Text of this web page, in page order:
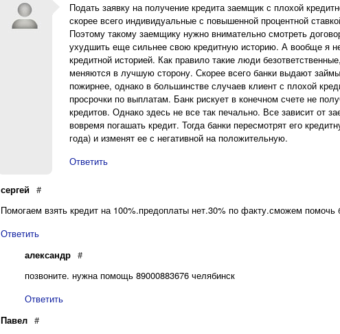
Подать заявку на получение кредита заемщик с плохой
скорее всего индивидуальные с повышенной процентной
Поэтому такому заемщику нужно внимательно смотреть
ухудшить еще сильнее свою кредитную историю. А вообще я
кредитной историей. Как правило такие люди
меняются в лучшую сторону. Скорее всего банки выдают
пожирнее, однако в большинстве случаев клиент с плохой
просрочки по выплатам. Банк рискует в конечном счете не
кредитов. Однако здесь не все так печально. Все зависит от
вовремя погашать кредит. Тогда банки пересмотрят его
года) и изменят ее с негативной на положительную.
Ответить
сергей #
Помогаем взять кредит на 100%.предоплаты нет.30% по факту.сможем
Ответить
александр #
позвоните. нужна помощь 89000883676 челябинск
Ответить
Павел #